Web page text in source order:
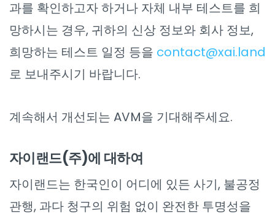
과를 확인하고자 하거나 자체 내부 테스트를 희
망하시는 경우, 귀하의 신상 정보와 회사 정보,
희망하는 테스트 일정 등을 contact@xai.land
로 보내주시기 바랍니다.
계속해서 개선되는 AVM을 기대해주세요.
자이랜드(주)에 대하여
자이랜드는 한국인이 어디에 있든 사기, 불공정
관행, 과다 청구의 위험 없이 완전한 투명성을